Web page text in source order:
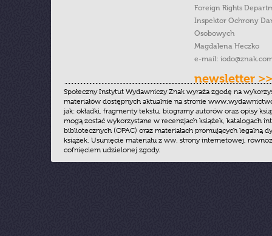
Foreign Rights
Inspektor Ochrony
Osobowych
Magdalena Heczko
e-mail:
newsletter >>
Społeczny Instytut Wydawniczy Znak wyraża zgodę na
materiałów dostępnych aktualnie na stronie
jak: okładki, fragmenty tekstu, biogramy autorów oraz opisy
mogą zostać wykorzystane w recenzjach książek, katalogach
bibliotecznych (OPAC) oraz materiałach promujących legalną
książek. Usunięcie materiału z ww. strony internetowej,
cofnięciem udzielonej zgody.